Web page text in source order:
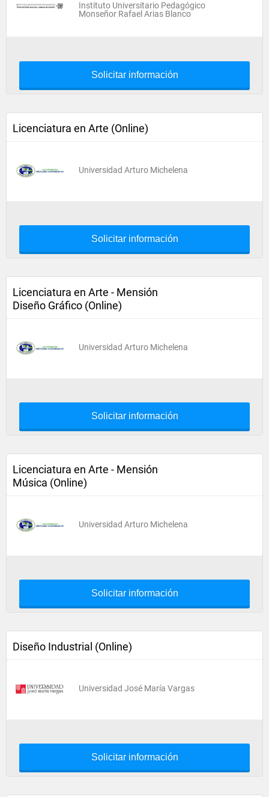
Instituto Universitario Pedagógico
Monseñor Rafael Arias Blanco
Solicitar información
Licenciatura en Arte (Online)
Universidad Arturo Michelena
Solicitar información
Licenciatura en Arte - Mensión
Diseño Gráfico (Online)
Universidad Arturo Michelena
Solicitar información
Licenciatura en Arte - Mensión
Música (Online)
Universidad Arturo Michelena
Solicitar información
Diseño Industrial (Online)
Universidad José María Vargas
Solicitar información